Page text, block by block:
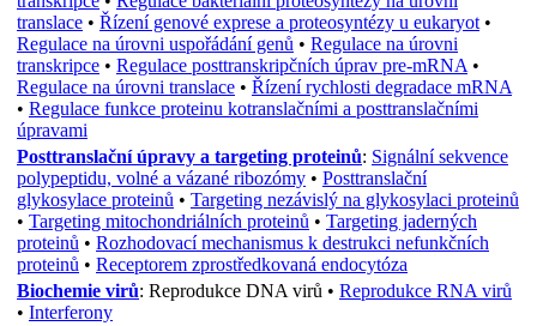
translace • Řízení genové exprese a proteosyntézy u eukaryot •
Regulace na úrovni uspořádání genů • Regulace na úrovni
transkripce • Regulace posttranskripčních úprav pre-mRNA •
Regulace na úrovni translace • Řízení rychlosti degradace mRNA
• Regulace funkce proteinu kotranslačními a posttranslačními
úpravami
Posttranslační úpravy a targeting proteinů: Signální sekvence
polypeptidu, volné a vázané ribozómy • Posttranslační
glykosylace proteinů • Targeting nezávislý na glykosylaci proteinů
• Targeting mitochondriálních proteinů • Targeting jaderných
proteinů • Rozhodovací mechanismus k destrukci nefunkčních
proteinů • Receptorem zprostředkovaná endocytóza
Biochemie virů: Reprodukce DNA virů • Reprodukce RNA virů
• Interferony